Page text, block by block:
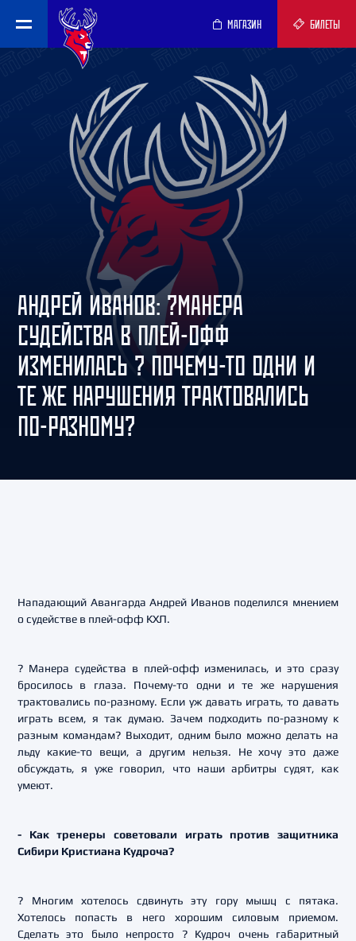
МАГАЗИН БИЛЕТЫ
АНДРЕЙ ИВАНОВ: ?МАНЕРА
СУДЕЙСТВА В ПЛЕЙ-ОФФ
ИЗМЕНИЛАСЬ ? ПОЧЕМУ-ТО ОДНИ И
ТЕ ЖЕ НАРУШЕНИЯ ТРАКТОВАЛИСЬ
ПО-РАЗНОМУ?
Нападающий Авангарда Андрей Иванов поделился мнением
о судействе в плей-офф КХЛ.
? Манера судейства в плей-офф изменилась, и это сразу
бросилось в глаза. Почему-то одни и те же нарушения
трактовались по-разному. Если уж давать играть, то давать
играть всем, я так думаю. Зачем подходить по-разному к
разным командам? Выходит, одним было можно делать на
льду какие-то вещи, а другим нельзя. Не хочу это даже
обсуждать, я уже говорил, что наши арбитры судят, как
умеют.
- Как тренеры советовали играть против защитника
Сибири Кристиана Кудроча?
? Многим хотелось сдвинуть эту гору мышц с пятака.
Хотелось попасть в него хорошим силовым приемом.
Сделать это было непросто ? Кудроч очень габаритный